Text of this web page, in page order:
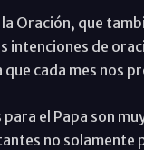
Oración, que
intenciones de
que cada mes nos
para el Papa son
no solamente